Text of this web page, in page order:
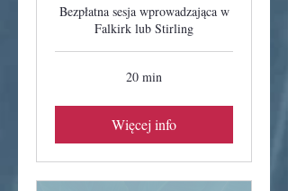
Bezpłatna sesja wprowadzająca w
Falkirk lub Stirling
20 min
Więcej info